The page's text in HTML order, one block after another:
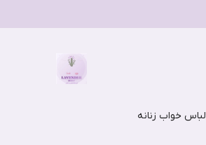
لباس خواب زنانه